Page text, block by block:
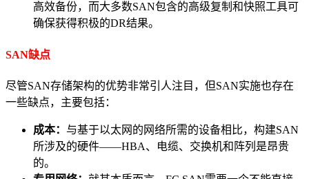
高效备份，而大多数SAN包含的高级复制和快照工具可
确保获得积极的DR结果。
SAN缺点
尽管SAN存储架构的优势非常引人注目，但SAN实施也存在
一些缺点，主要包括：
成本： 与基于以太网的网络所需的设备相比，构建SAN
所涉及的硬件——HBA、电缆、交换机和阵列是昂贵
的。